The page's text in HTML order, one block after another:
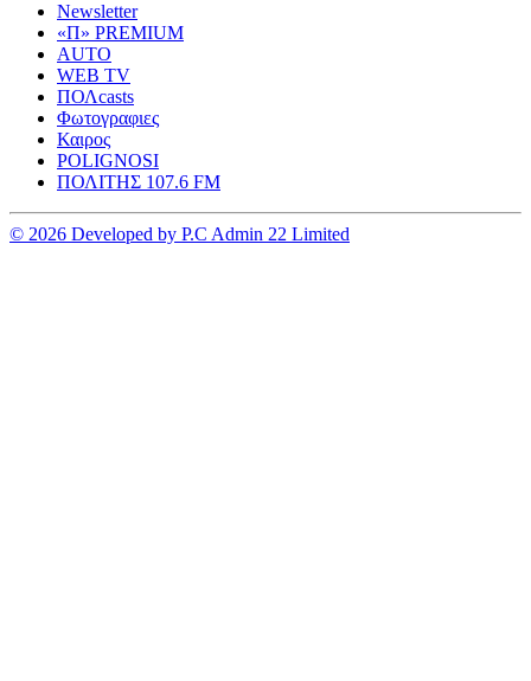
Newsletter
«Π» PREMIUM
AUTO
WEB TV
ΠΟΛcasts
Φωτογραφιες
Καιρος
POLIGNOSI
ΠΟΛΙΤΗΣ 107.6 FM
© 2026 Developed by P.C Admin 22 Limited